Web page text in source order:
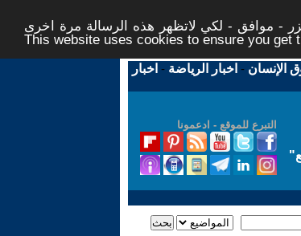
- موافق - لكي لاتظهر هذه الرسالة مرة اخرى -
This website uses cookies to ensure you get
الإنسان - اخبار الرياضة - اخبار
التبرع للموقع - ادعمونا
"